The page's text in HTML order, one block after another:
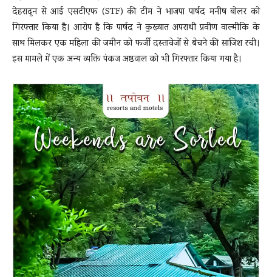
देहरादून से आई एसटीएफ (STF) की टीम ने भाजपा पार्षद मनीष बोलर को
गिरफ्तार किया है। आरोप है कि पार्षद ने कुख्यात अपराधी प्रवीण वाल्मीकि के
साथ मिलकर एक महिला की जमीन को फर्जी दस्तावेजों से बेचने की साजिश रची।
इस मामले में एक अन्य व्यक्ति पंकज अष्ठवाल को भी गिरफ्तार किया गया है।